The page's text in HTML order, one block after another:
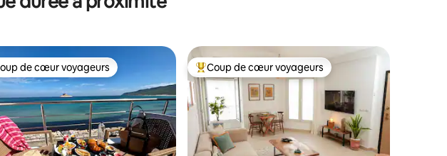
de cœur voyageurs les plus appréciés
de cœur voyageurs Coups de cœur voyageurs les plus appréciés
Coup de cœur voyageurs